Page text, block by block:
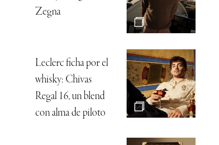
Zegna
Leclerc ficha por el
whisky: Chivas
Regal 16, un blend
con alma de piloto